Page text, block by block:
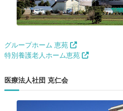
グループホーム 恵苑
特別養護老人ホーム恵苑
医療法人社団 克仁会